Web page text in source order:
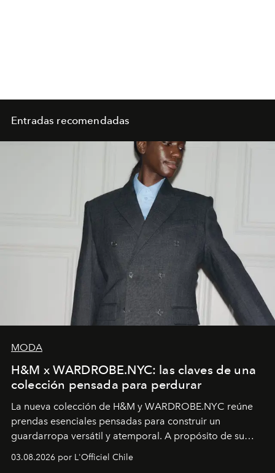
Entradas recomendadas
MODA
H&M x WARDROBE.NYC: las claves de una
colección pensada para perdurar
La nueva colección de H&M y WARDROBE.NYC reúne
prendas esenciales pensadas para construir un
guardarropa versátil y atemporal. A propósito de su
la asesora creativa y jefa de diseño global de la marca
03.08.2026 por L'Officiel Chile